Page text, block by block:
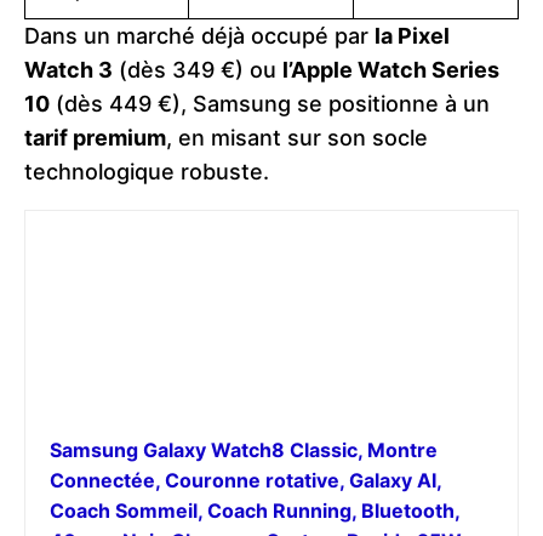
Dans un marché déjà occupé par la Pixel
Watch 3 (dès 349 €) ou l’Apple Watch Series
10 (dès 449 €), Samsung se positionne à un
tarif premium, en misant sur son socle
technologique robuste.
Samsung Galaxy Watch8 Classic, Montre
Connectée, Couronne rotative, Galaxy AI,
Coach Sommeil, Coach Running, Bluetooth,